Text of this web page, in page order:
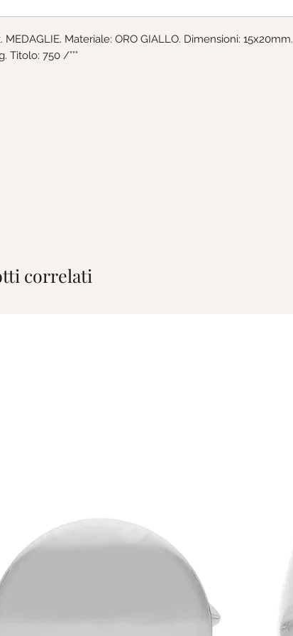
MEDAGLIE. Materiale: ORO GIALLO. Dimensioni: 15x20mm.
Titolo: 750 /°°°
correlati